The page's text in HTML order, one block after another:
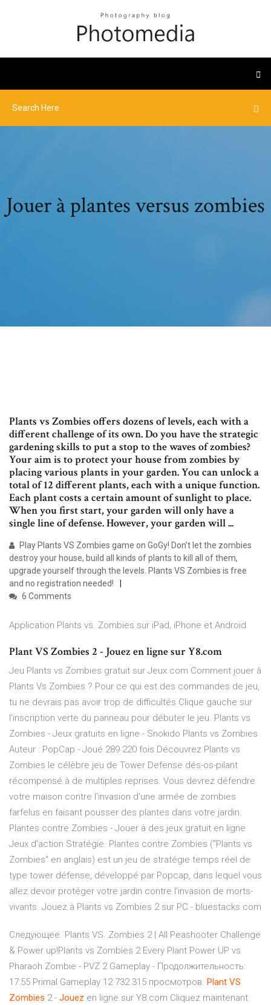
Jouer à plantes versus zombies
Plants vs Zombies offers dozens of levels, each with a
different challenge of its own. Do you have the strategic
gardening skills to put a stop to the waves of zombies?
Your aim is to protect your house from zombies by
placing various plants in your garden. You can unlock a
total of 12 different plants, each with a unique function.
Each plant costs a certain amount of sunlight to place.
When you first start, your garden will only have a
single line of defense. However, your garden will ...
Play Plants VS Zombies game on GoGy! Don’t let the zombies
destroy your house, build all kinds of plants to kill all of them,
upgrade yourself through the levels. Plants VS Zombies is free
and no registration needed!
6 Comments
Application Plants vs. Zombies sur iPad, iPhone et Android
Plant VS Zombies 2 - Jouez en ligne sur Y8.com
Jeu Plants vs Zombies gratuit sur Jeux.com Comment jouer à
Plants Vs Zombies ? Pour ce qui est des commandes de jeu,
tu ne devrais pas avoir trop de difficultés Clique gauche sur
l'inscription verte du panneau pour débuter le jeu. Plants vs
Zombies - Jeux gratuits en ligne - Snokido Plants vs Zombies
Auteur : PopCap - Joué 289 220 fois Découvrez Plants vs
Zombies le célèbre jeu de Tower Defense dés-os-pilant
récompensé à de multiples reprises. Vous devrez défendre
votre maison contre l'invasion d'une armée de zombies
farfelus en faisant pousser des plantes dans votre jardin.
Plantes contre Zombies - Jouer à des jeux gratuit en ligne
Jeux d'action Stratégie. Plantes contre Zombies ("Plants vs
Zombies" en anglais) est un jeu de stratégie temps réel de
type tower défense, développé par Popcap, dans lequel vous
allez devoir protéger votre jardin contre l'invasion de morts-
vivants. Jouez à Plants vs Zombies 2 sur PC - bluestacks.com
Следующее. Plants VS. Zombies 2 | All Peashooter Challenge
& Power up!Plants vs Zombies 2 Every Plant Power UP vs
Pharaoh Zombie - PVZ 2 Gameplay - Продолжительность:
17:55 Primal Gameplay 12 732 315 просмотров. Plant VS
Zombies 2 - Jouez en ligne sur Y8.com Cliquez maintenant